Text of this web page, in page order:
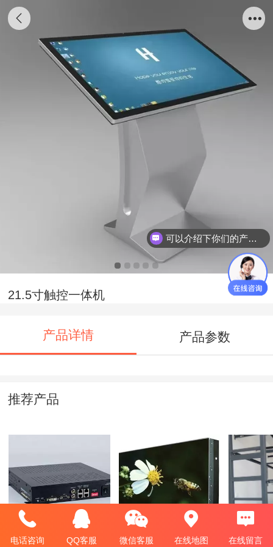
21.5寸触控一体机
产品详情 产品参数
推荐产品
单屏图形处理器
46寸1.7mm液晶拼
接屏
机柜
电话咨询 QQ客服 微信客服 在线地图 在线留言
可以介绍下你们的产品么